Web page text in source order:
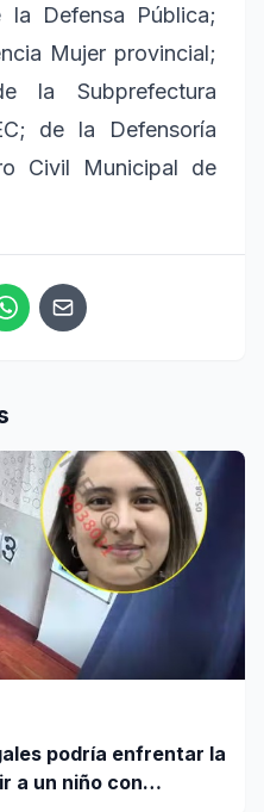
la Defensa Pública;
Mujer provincial;
la Subprefectura
de la Defensoría
Civil Municipal de
podría enfrentar la
a un niño con